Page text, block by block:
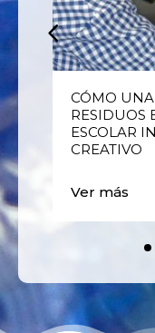
CÓMO
RESIDUOS
ESCOLAR
CREATIVO
Ver más